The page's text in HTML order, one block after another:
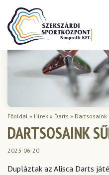
Főoldal » Hírek » Darts » Dartsosaink
DARTSOSAINK
2023-06-20
Dupláztak az Alisca Darts